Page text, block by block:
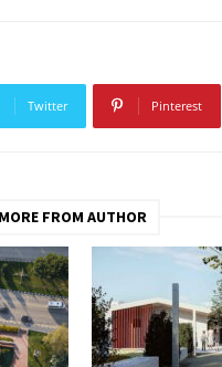
Twitter Pinterest
MORE FROM AUTHOR